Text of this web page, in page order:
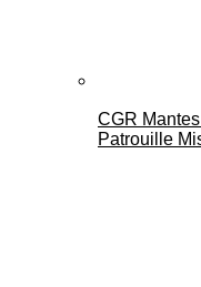
CGR
Patrouille